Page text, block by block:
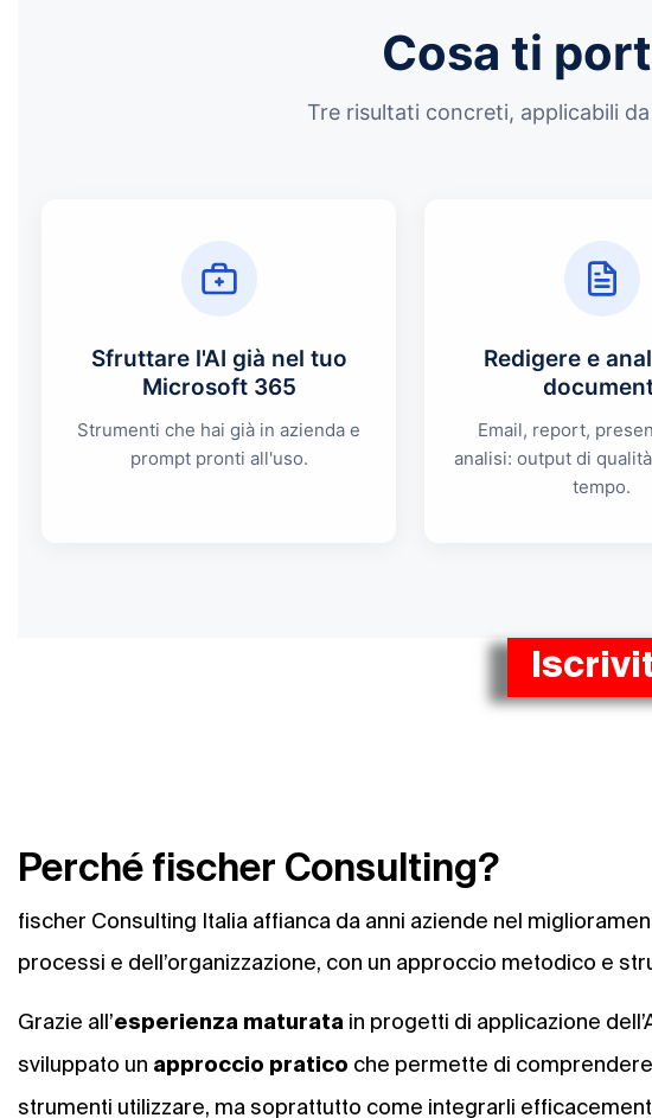
Cosa ti
Tre risultati concreti, applicabili
Sfruttare l'AI già nel tuo
Microsoft 365
Strumenti che hai già in azienda e
prompt pronti all'uso.
Redigere e
Email, report,
analisi: output di
tempo.
Perché fischer Consulting?
fischer Consulting Italia affianca da anni aziende nel
processi e dell’organizzazione, con un approccio metodico e
Grazie all’esperienza maturata in progetti di applicazione
sviluppato un approccio pratico che permette di
strumenti utilizzare, ma soprattutto come integrarli